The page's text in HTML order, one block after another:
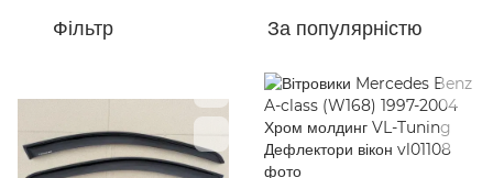
Фільтр За популярністю